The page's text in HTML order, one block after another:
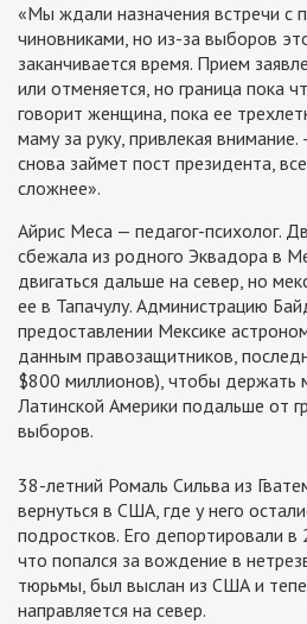
«Мы ждали назначения встречи с
чиновниками, но из-за выборов
заканчивается время. Прием
или отменяется, но граница пока
говорит женщина, пока ее
маму за руку, привлекая
снова займет пост президента,
сложнее».
Айрис Меса — педагог-психолог.
сбежала из родного Эквадора в
двигаться дальше на север, но
ее в Тапачулу. Администрацию
предоставлении Мексике
данным правозащитников,
$800 миллионов), чтобы держать
Латинской Америки подальше от
выборов.
38-летний Ромаль Сильва из
вернуться в США, где у него
подростков. Его депортировали в
что попался за вождение в
тюрьмы, был выслан из США и
направляется на север.